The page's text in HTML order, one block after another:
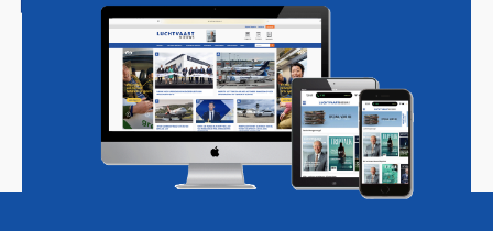
gaan
Magazine Podcasts Vacatures